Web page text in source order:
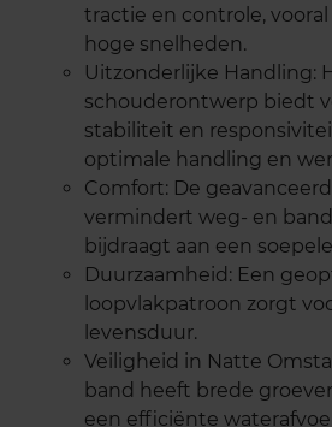
tractie en controle,
hoge snelheden.
Uitzonderlijke Handling:
schouderontwerp biedt
stabiliteit en
optimale handling en
Comfort: De
vermindert weg- en
bijdraagt aan een
Duurzaamheid: Een
loopvlakpatroon zorgt
levensduur.
Veiligheid in Natte
band heeft brede
een efficiënte